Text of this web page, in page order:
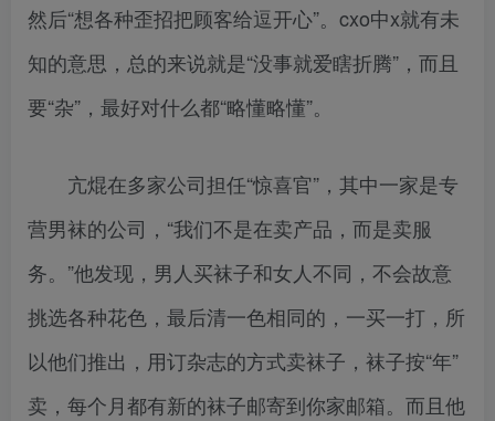
然后“想各种歪招把顾客给逗开心”。cxo中x就有未
知的意思，总的来说就是“没事就爱瞎折腾”，而且
要“杂”，最好对什么都“略懂略懂”。
亢焜在多家公司担任“惊喜官”，其中一家是专
营男袜的公司，“我们不是在卖产品，而是卖服
务。”他发现，男人买袜子和女人不同，不会故意
挑选各种花色，最后清一色相同的，一买一打，所
以他们推出，用订杂志的方式卖袜子，袜子按“年”
卖，每个月都有新的袜子邮寄到你家邮箱。而且他